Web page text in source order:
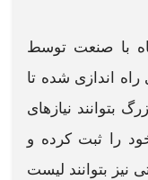
با صنعت توسط
راه اندازی شده تا
نیازهای
را ثبت کرده و
نیز بتوانند لیست